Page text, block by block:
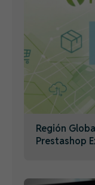
Región
Prestashop